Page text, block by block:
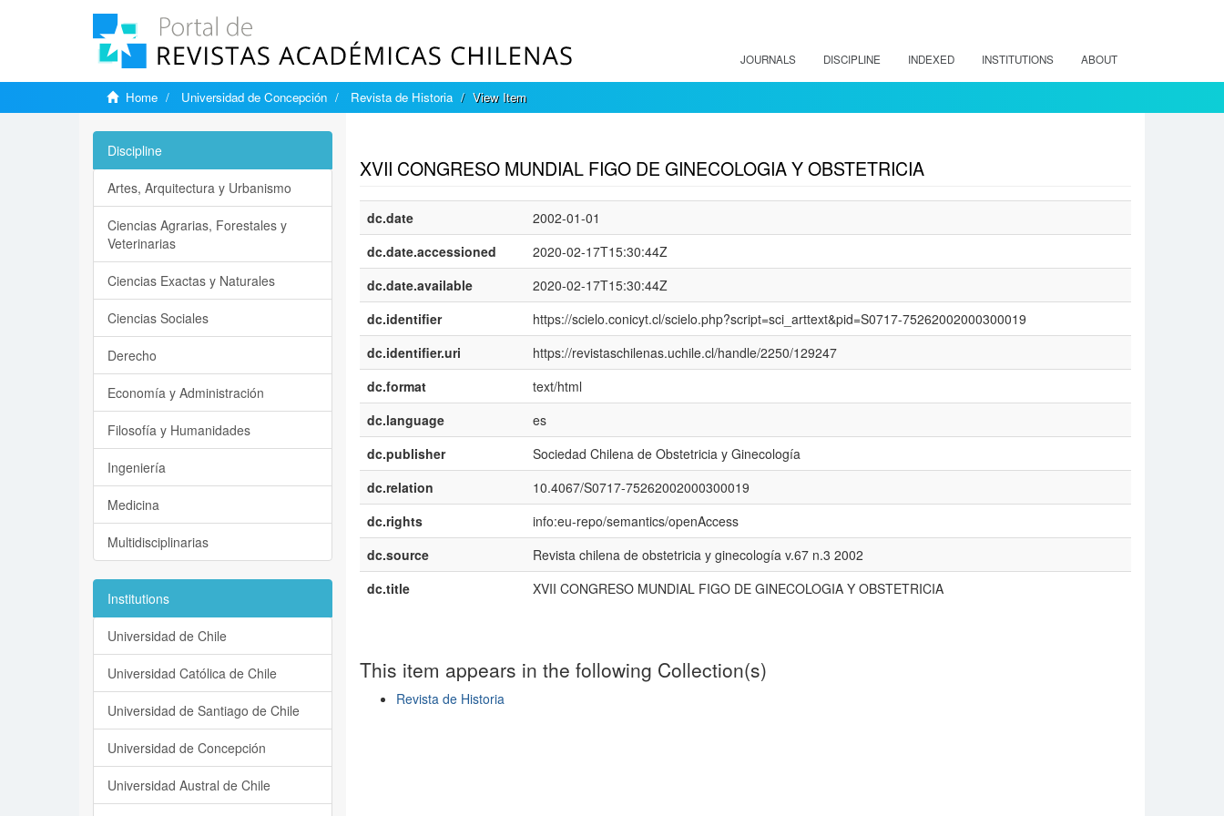
JOURNALS DISCIPLINE INDEXED INSTITUTIONS ABOUT
Home Universidad de Concepción Revista de Historia View Item
XVII CONGRESO MUNDIAL FIGO DE GINECOLOGIA Y OBSTETRICIA
dc.date
2002-01-01
dc.date.accessioned
2020-02-17T15:30:44Z
dc.date.available
2020-02-17T15:30:44Z
dc.identifier
https://scielo.conicyt.cl/scielo.php?script=sci_arttext&pid=S0717-75262002000300019
dc.identifier.uri
https://revistaschilenas.uchile.cl/handle/2250/129247
dc.format
text/html
dc.language
es
dc.publisher
Sociedad Chilena de Obstetricia y Ginecología
dc.relation
10.4067/S0717-75262002000300019
dc.rights
info:eu-repo/semantics/openAccess
dc.source
Revista chilena de obstetricia y ginecología v.67 n.3 2002
dc.title
XVII CONGRESO MUNDIAL FIGO DE GINECOLOGIA Y OBSTETRICIA
This item appears in the following Collection(s)
Revista de Historia
Discipline
Artes, Arquitectura y Urbanismo
Ciencias Agrarias, Forestales y
Veterinarias
Ciencias Exactas y Naturales
Ciencias Sociales
Derecho
Economía y Administración
Filosofía y Humanidades
Ingeniería
Medicina
Multidisciplinarias
Institutions
Universidad de Chile
Universidad Católica de Chile
Universidad de Santiago de Chile
Universidad de Concepción
Universidad Austral de Chile